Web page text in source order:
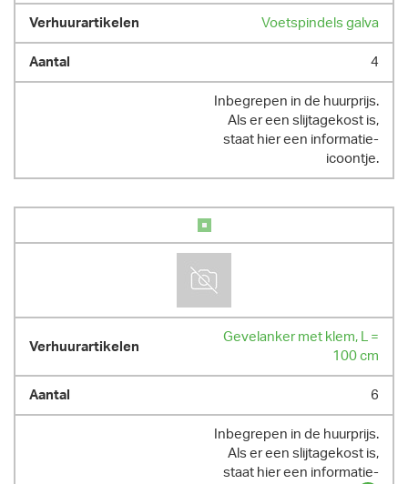
Voetspindels galva
4
Inbegrepen in de huurprijs.
Als er een slijtagekost is,
staat hier een informatie-
icoontje.
Gevelanker met klem, L =
100 cm
6
Inbegrepen in de huurprijs.
Als er een slijtagekost is,
staat hier een informatie-